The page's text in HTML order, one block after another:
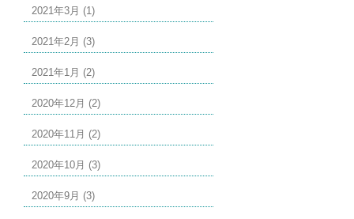
2021年3月 (1)
2021年2月 (3)
2021年1月 (2)
2020年12月 (2)
2020年11月 (2)
2020年10月 (3)
2020年9月 (3)